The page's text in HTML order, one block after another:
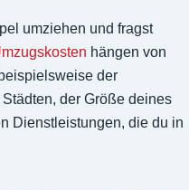
umziehen und fragst
hängen von
der
der Größe deines
Dienstleistungen, die du in